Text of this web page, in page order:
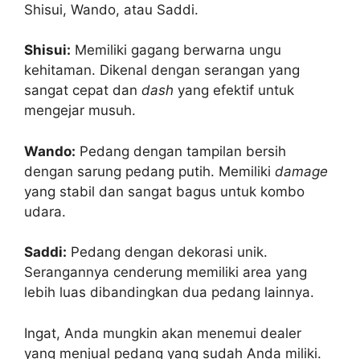
Shisui, Wando, atau Saddi.
Shisui: Memiliki gagang berwarna ungu
kehitaman. Dikenal dengan serangan yang
sangat cepat dan dash yang efektif untuk
mengejar musuh.
Wando: Pedang dengan tampilan bersih
dengan sarung pedang putih. Memiliki damage
yang stabil dan sangat bagus untuk kombo
udara.
Saddi: Pedang dengan dekorasi unik.
Serangannya cenderung memiliki area yang
lebih luas dibandingkan dua pedang lainnya.
Ingat, Anda mungkin akan menemui dealer
yang menjual pedang yang sudah Anda miliki.